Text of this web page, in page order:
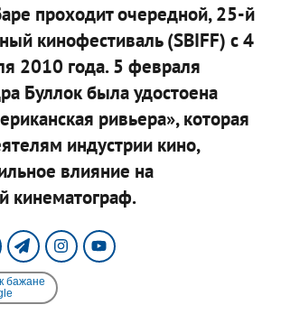
проходит очередной, 25-й
кинофестиваль (SBIFF) с 4
2010 года. 5 февраля
Буллок была удостоена
ривьера», которая
индустрии кино,
влияние на
кинематограф.
бажане